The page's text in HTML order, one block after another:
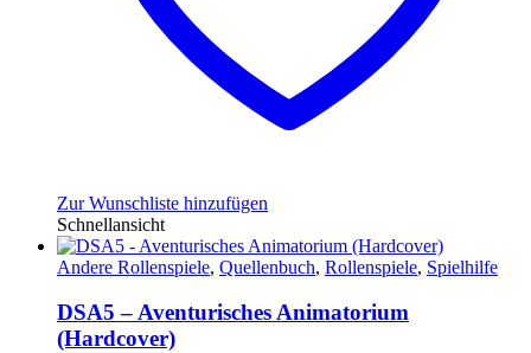
Zur Wunschliste hinzufügen
Schnellansicht
Andere Rollenspiele, Quellenbuch, Rollenspiele, Spielhilfe
DSA5 – Aventurisches Animatorium
(Hardcover)